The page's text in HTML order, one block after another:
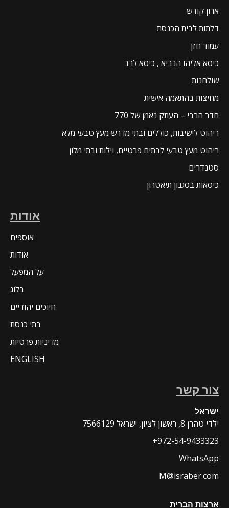
ארון קודש
דלתות לבית הכנסת
עמוד חזן
כיסא אליהו הנביא , כיסא לרב
שולחנות
מחיצות בהתאמה אישית
חדר הרבי – העתק נאמן של 770
ריהוט לישיבות, כוללים ובתי מדרש מעץ טבעי מלא
ריהוט מעץ טבעי לבתים פרטיים, וילות ובתי מלון
סטנדרים
כיסאות בסגנון תיאטרון
אודות
אוספים
אודות
על המפעל
בלוג
חיוכים יהודיים
בתי כנסת
מדיניות פרטיות
ENGLISH
צור קשר
ישראל
7566129 ילדי טהרן 8, ראשון לציון, ישראל
+972-54-9433323
WhatsApp
M@israber.com
ארצות הברית